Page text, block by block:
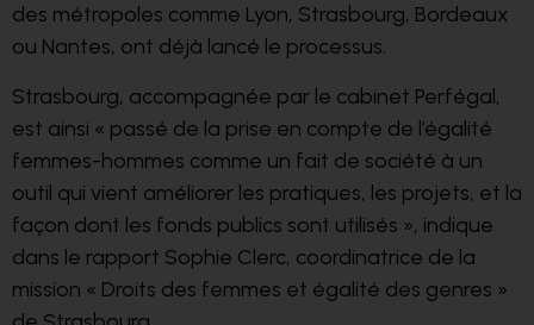
des métropoles comme Lyon, Strasbourg, Bordeaux
ou Nantes, ont déjà lancé le processus.
Strasbourg, accompagnée par le cabinet Perfégal,
est ainsi « passé de la prise en compte de l’égalité
femmes-hommes comme un fait de société à un
outil qui vient améliorer les pratiques, les projets, et la
façon dont les fonds publics sont utilisés », indique
dans le rapport Sophie Clerc, coordinatrice de la
mission « Droits des femmes et égalité des genres »